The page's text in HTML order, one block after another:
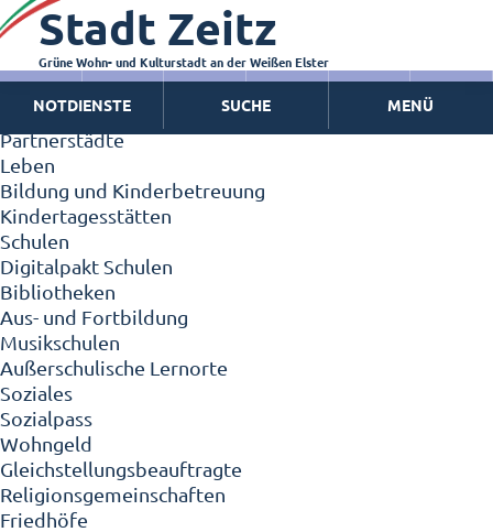
Zeitz - Die Kleinstadt
Willkommen in Zeitz!
Interview mit Oberbürgermeister Christian Thieme
Zeitz - Stadt der Zukunft
Ortschaften
Partnerstädte
Leben
Bildung und Kinderbetreuung
Kindertagesstätten
Schulen
Digitalpakt Schulen
Bibliotheken
Aus- und Fortbildung
Musikschulen
Außerschulische Lernorte
Soziales
Sozialpass
Wohngeld
Gleichstellungsbeauftragte
Religionsgemeinschaften
Friedhöfe
Stadt Zeitz
Grüne Wohn- und Kulturstadt an der Weißen Elster
NOTDIENSTE SUCHE MENÜ